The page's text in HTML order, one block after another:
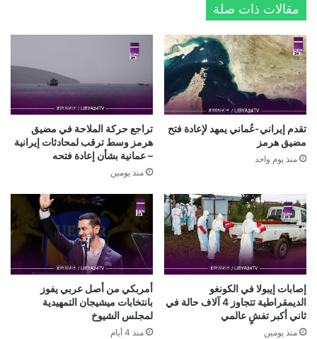
مقالات ذات صلة
تقدم إيراني-عُماني يمهد لإعادة فتح
مضيق هرمز
منذ يوم واحد
تراجع حركة الملاحة في مضيق
هرمز وسط ترقب لمحادثات إيرانية
– عمانية بشأن إعادة فتحه
منذ يومين
إصابات إيبولا في الكونغو
الديمقراطية تتجاوز 4 آلاف حالة في
ثاني أكبر تفشٍ عالمي
منذ يومين
أمربكي من أصل عربي يفوز
بانتخابات ميشيجان التمهيدية
لمجلس الشيوخ
منذ 4 أيام